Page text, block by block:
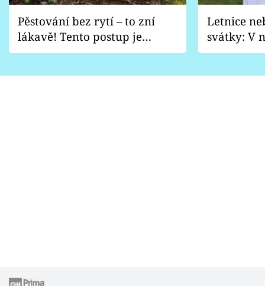
Pěstování bez rytí – to zní
lákavě! Tento postup je
vhodný jen pro některé
Letnice
svátky: V
pondělí